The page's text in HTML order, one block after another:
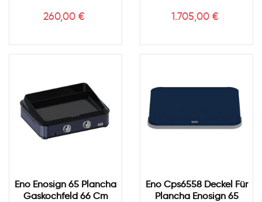
Preis
260,00 € Preis
1.705,00 €
Eno Enosign 65 Plancha
Gaskochfeld 66 Cm
Eno Cps6558 Deckel Für
Plancha Enosign 65